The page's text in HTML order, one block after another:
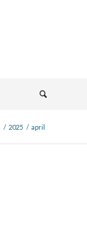
/ 2025 / april